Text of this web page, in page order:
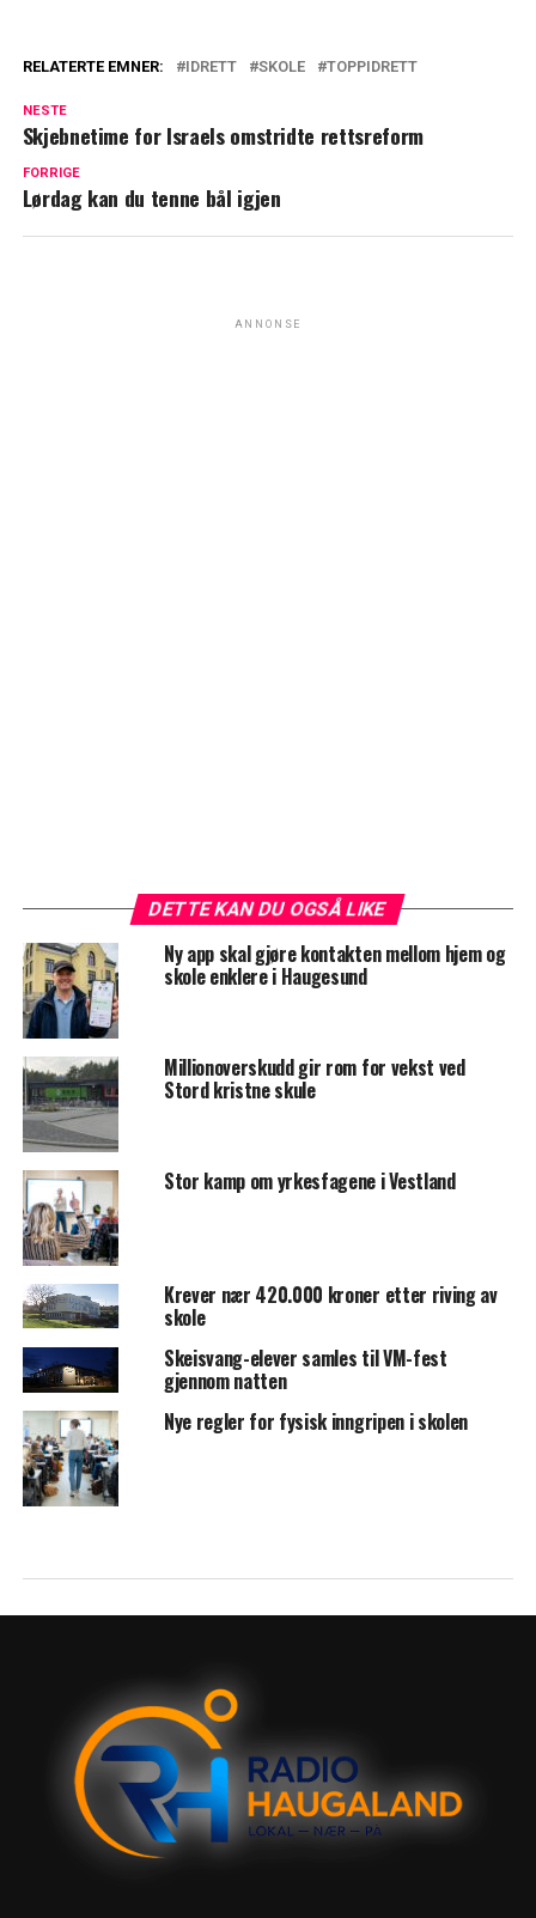
RELATERTE EMNER: IDRETT SKOLE TOPPIDRETT
NESTE
Skjebnetime for Israels omstridte rettsreform
FORRIGE
Lørdag kan du tenne bål igjen
ANNONSE
DETTE KAN DU OGSÅ LIKE
Ny app skal gjøre kontakten mellom hjem og
skole enklere i Haugesund
Millionoverskudd gir rom for vekst ved
Stord kristne skule
Stor kamp om yrkesfagene i Vestland
Krever nær 420.000 kroner etter riving av
skole
Skeisvang-elever samles til VM-fest
gjennom natten
Nye regler for fysisk inngripen i skolen